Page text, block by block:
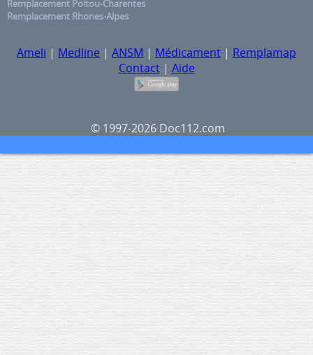
Remplacement Poitou-Charentes
Remplacement Rhones-Alpes
Ameli | Medline | ANSM | Médicament | Remplamap
Contact| Aide
© 1997-2026 Doc112.com